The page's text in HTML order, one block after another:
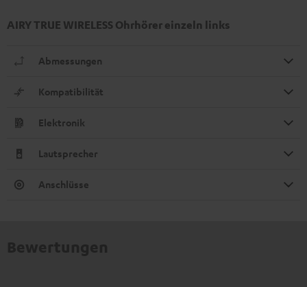
AIRY TRUE WIRELESS Ohrhörer einzeln links
Abmessungen
Kompatibilität
Elektronik
Lautsprecher
Anschlüsse